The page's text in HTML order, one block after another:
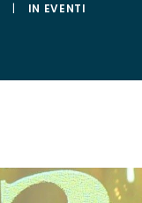
| IN EVENTI